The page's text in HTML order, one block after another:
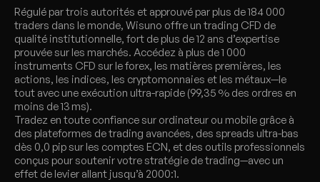
Régulé par trois autorités et approuvé par plus de 184 000
traders dans le monde, Wisuno offre un trading CFD de
qualité institutionnelle, fort de plus de 12 ans d’expertise
prouvée sur les marchés. Accédez à plus de 1 000
instruments CFD sur le forex, les matières premières, les
actions, les indices, les cryptomonnaies et les métaux—le
tout avec une exécution ultra-rapide (99,35 % des ordres en
moins de 13 ms).
Tradez en toute confiance sur ordinateur ou mobile grâce à
des plateformes de trading avancées, des spreads ultra-bas
dès 0,0 pip sur les comptes ECN, et des outils professionnels
conçus pour soutenir votre stratégie de trading—avec un
effet de levier allant jusqu’à 2000:1.